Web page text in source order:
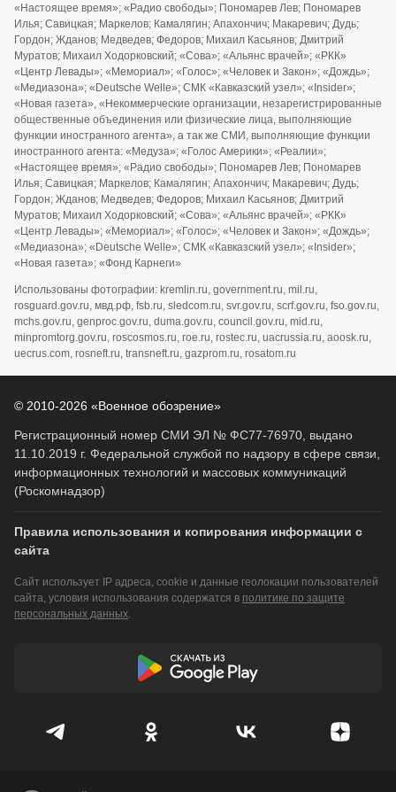
«Настоящее время»; «Радио свободы»; Пономарев Лев; Пономарев
Илья; Савицкая; Маркелов; Камалягин; Апахончич; Макаревич; Дудь;
Гордон; Жданов; Медведев; Федоров; Михаил Касьянов; Дмитрий
Муратов; Михаил Ходорковский; «Сова»; «Альянс врачей»; «РКК»
«Центр Левады»; «Мемориал»; «Голос»; «Человек и Закон»; «Дождь»;
«Медиазона»; «Deutsche Welle»; СМК «Кавказский узел»; «Insider»;
«Новая газета», «Некоммерческие организации, незарегистрированные
общественные объединения или физические лица, выполняющие
функции иностранного агента», а так же СМИ, выполняющие функции
иностранного агента: «Медуза»; «Голос Америки»; «Реалии»;
«Настоящее время»; «Радио свободы»; Пономарев Лев; Пономарев
Илья; Савицкая; Маркелов; Камалягин; Апахончич; Макаревич; Дудь;
Гордон; Жданов; Медведев; Федоров; Михаил Касьянов; Дмитрий
Муратов; Михаил Ходорковский; «Сова»; «Альянс врачей»; «РКК»
«Центр Левады»; «Мемориал»; «Голос»; «Человек и Закон»; «Дождь»;
«Медиазона»; «Deutsche Welle»; СМК «Кавказский узел»; «Insider»;
«Новая газета»; «Фонд Карнеги»
Использованы фотографии: kremlin.ru, government.ru, mil.ru,
rosguard.gov.ru, мвд.рф, fsb.ru, sledcom.ru, svr.gov.ru, scrf.gov.ru, fso.gov.ru,
mchs.gov.ru, genproc.gov.ru, duma.gov.ru, council.gov.ru, mid.ru,
minpromtorg.gov.ru, roscosmos.ru, roe.ru, rostec.ru, uacrussia.ru, aoosk.ru,
uecrus.com, rosneft.ru, transneft.ru, gazprom.ru, rosatom.ru
© 2010-2026 «Военное обозрение»
Регистрационный номер СМИ ЭЛ № ФС77-76970, выдано
11.10.2019 г. Федеральной службой по надзору в сфере связи,
информационных технологий и массовых коммуникаций
(Роскомнадзор)
Правила использования и копирования информации с
сайта
Сайт использует IP адреса, cookie и данные геолокации пользователей
сайта, условия использования содержатся в политике по защите
персональных данных.